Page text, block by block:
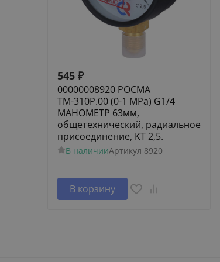
545 ₽
00000008920 РОСМА
ТМ-310Р.00 (0-1 MPa) G1/4
МАНОМЕТР 63мм,
общетехнический, радиальное
присоединение, КТ 2,5.
В наличииАртикул 8920
В корзину